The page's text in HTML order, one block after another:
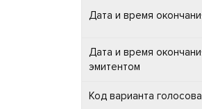
Дата и время
Дата и время
эмитентом
Код варианта